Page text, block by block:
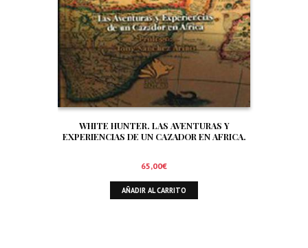
WHITE HUNTER. LAS AVENTURAS Y
EXPERIENCIAS DE UN CAZADOR EN AFRICA.
65,00€
AÑADIR AL CARRITO